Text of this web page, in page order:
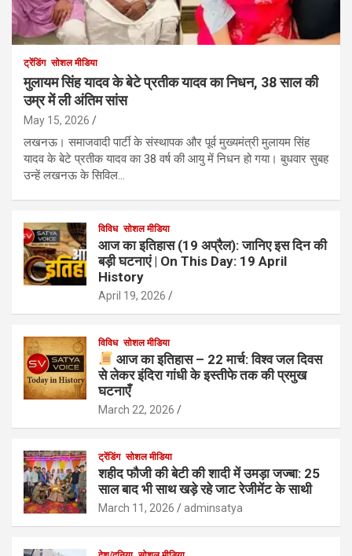
ट्रेंडिंग सोशल मीडिया
मुलायम सिंह यादव के बेटे प्रतीक यादव का निधन, 38 साल की
उम्र में ली अंतिम सांस
May 15, 2026
लखनऊ। समाजवादी पार्टी के संस्थापक और पूर्व मुख्यमंत्री मुलायम सिंह
यादव के बेटे प्रतीक यादव का 38 वर्ष की आयु में निधन हो गया। बुधवार सुबह
उन्हें लखनऊ के सिविल…
विविध सोशल मीडिया
आज का इतिहास (19 अप्रैल): जानिए इस दिन की
बड़ी घटनाएं | On This Day: 19 April
History
April 19, 2026
विविध सोशल मीडिया
आज का इतिहास – 22 मार्च: विश्व जल दिवस
से लेकर इंदिरा गांधी के इस्तीफे तक की प्रमुख
घटनाएँ
March 22, 2026
ट्रेंडिंग सोशल मीडिया
शहीद फौजी की बेटी की शादी में उमड़ा जज्बा: 25
साल बाद भी साथ खड़े रहे जाट रेजीमेंट के साथी
March 11, 2026 adminsatya